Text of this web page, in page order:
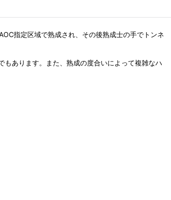
指定区域で熟成され、その後熟成士の手でトンネ
あります。また、熟成の度合いによって複雑なハ